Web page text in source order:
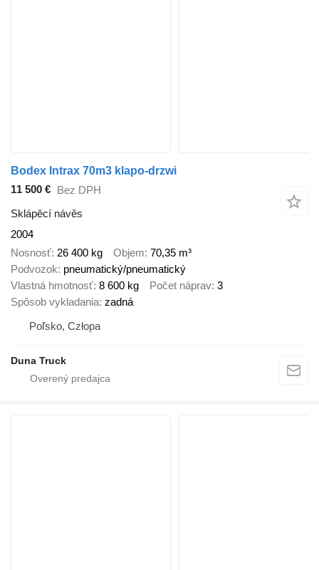
Bodex Intrax 70m3 klapo-drzwi
11 500 € Bez DPH
Sklápěcí návěs
2004
Nosnosť 26 400 kg Objem 70,35 m³
Podvozok pneumatický/pneumatický
Vlastná hmotnosť 8 600 kg Počet náprav 3
Spôsob vykladania zadná
Poľsko, Człopa
Duna Truck